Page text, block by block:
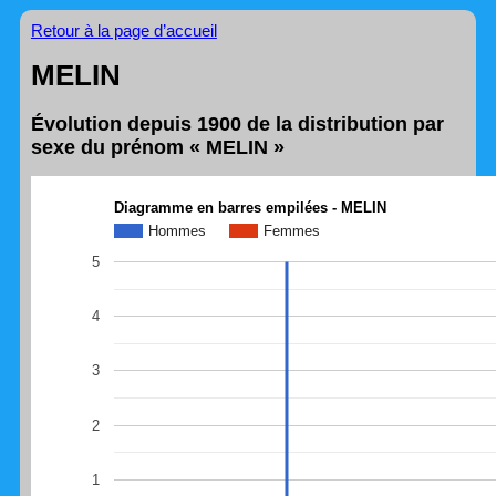
Retour à la page d’accueil
MELIN
Évolution depuis 1900 de la distribution par
sexe du prénom « MELIN »
Diagramme en barres empilées - MELIN
Hommes
Femmes
1
2
3
4
5